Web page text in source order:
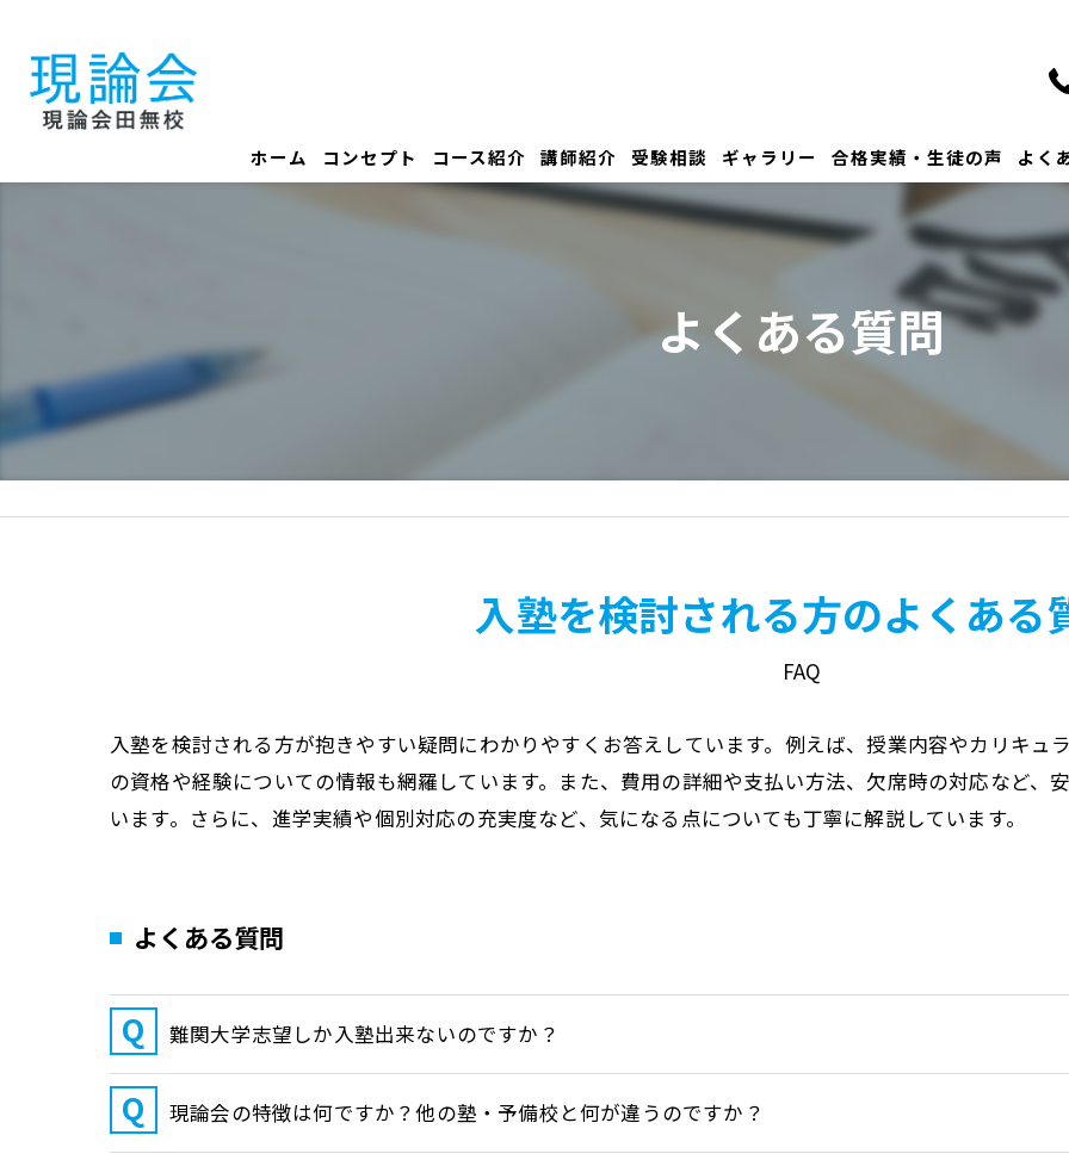
ホーム コンセプト コース紹介 講師紹介 受験相談 ギャラリー 合格実績・生徒の声 よく
よくある質問
入塾を検討される方のよくある
FAQ
入塾を検討される方が抱きやすい疑問にわかりやすくお答えしています。例えば、授業内容やカリキュ
の資格や経験についての情報も網羅しています。また、費用の詳細や支払い方法、欠席時の対応など、
います。さらに、進学実績や個別対応の充実度など、気になる点についても丁寧に解説しています。
よくある質問
難関大学志望しか入塾出来ないのですか？
現論会の特徴は何ですか？他の塾・予備校と何が違うのですか？